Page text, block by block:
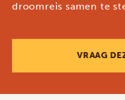
droomreis samen te
VRAAG